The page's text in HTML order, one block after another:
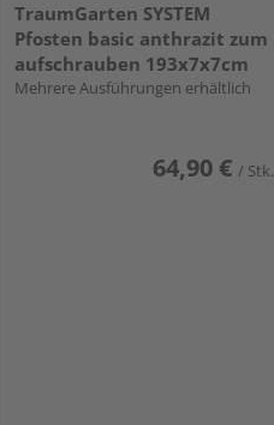
TraumGarten SYSTEM
Pfosten basic anthrazit zum
aufschrauben 193x7x7cm
Mehrere Ausführungen erhältlich
64,90 € / Stk.